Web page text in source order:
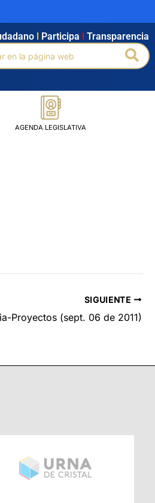
Intranet Búsqueda avanzada
Participa Transparencia
AGENDA LEGISLATIVA
SIGUIENTE
Proyectos (sept. 06 de 2011)